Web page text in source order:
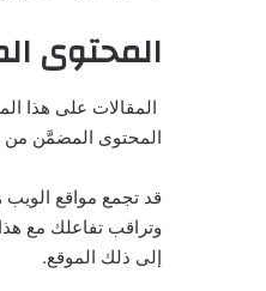
المحتوى
المقالات على هذا
المحتوى المضمَّن من
قد تجمع مواقع الويب
وتراقب تفاعلك مع
إلى ذلك الموقع.